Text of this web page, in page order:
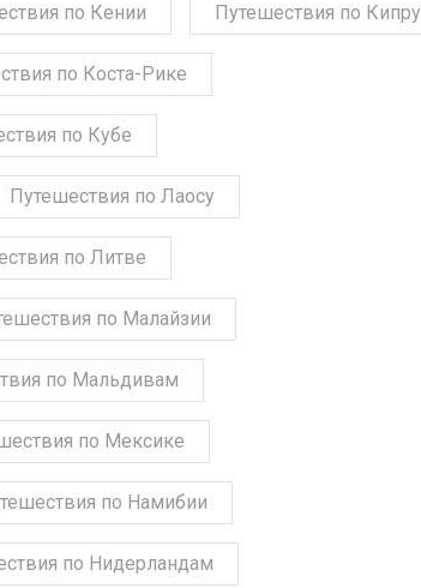
по Кении Путешествия по Кипру
по Коста-Рике
по Кубе
Путешествия по Лаосу
по Литве
по Малайзии
по Мальдивам
по Мексике
по Намибии
по Нидерландам